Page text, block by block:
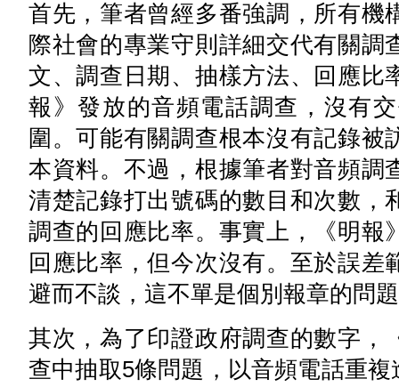
首先，筆者曾經多番強調，所有機
際社會的專業守則詳細交代有關
文、調查日期、抽樣方法、回應比
報》發放的音頻電話調查，沒有
圍。可能有關調查根本沒有記錄
本資料。不過，根據筆者對音頻調
清楚記錄打出號碼的數目和次數，
調查的回應比率。事實上，《明報
回應比率，但今次沒有。至於誤
避而不談，這不單是個別報章的問
其次，為了印證政府調查的數字，
查中抽取5條問題，以音頻電話重